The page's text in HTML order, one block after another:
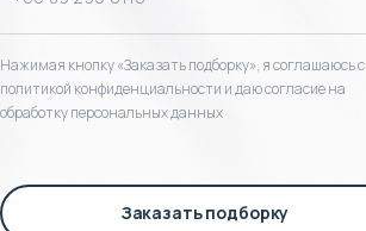
Нажимая кнопку «Заказать подборку», я соглашаюсь с
политикой конфиденциальности и даю согласие на
обработку персональных данных
Заказать подборку